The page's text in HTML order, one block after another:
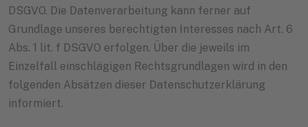
DSGVO. Die Datenverarbeitung kann ferner auf
Grundlage unseres berechtigten Interesses nach Art. 6
Abs. 1 lit. f DSGVO erfolgen. Über die jeweils im
Einzelfall einschlägigen Rechtsgrundlagen wird in den
folgenden Absätzen dieser Datenschutzerklärung
informiert.